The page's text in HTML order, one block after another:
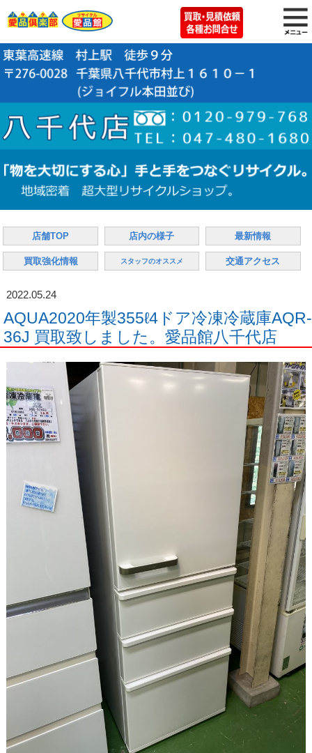
店舗TOP 店内の様子 最新情報
買取強化情報 スタッフのオススメ 交通アクセス
2022.05.24
AQUA2020年製355ℓ4ドア冷凍冷蔵庫AQR-
36J 買取致しました。愛品館八千代店